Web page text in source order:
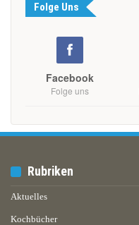
Folge Uns
Facebook
Folge uns
Rubriken
Aktuelles
Kochbücher